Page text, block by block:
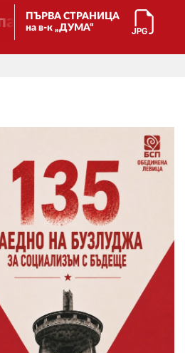
Скъпи
ПЪРВА СТРАНИЦА
на в-к „ДУМА“
ОБЩЕСТВО
АВТОРИ
РЕДАКЦИЯ
РЕКЛАМА
АБОНАМЕНТ